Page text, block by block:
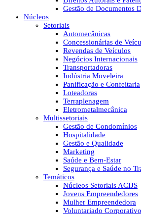
Gestão de Documentos
Núcleos
Setoriais
Automecânicas
Concessionárias de
Revendas de Veículos
Negócios Internacionais
Transportadoras
Indústria Moveleira
Panificação e Confeitaria
Loteadoras
Terraplenagem
Eletrometalmecânica
Multissetoriais
Gestão de Condomínios
Hospitalidade
Gestão e Qualidade
Marketing
Saúde e Bem-Estar
Segurança e Saúde no
Temáticos
Núcleos Setoriais ACIJS
Jovens Empreendedores
Mulher Empreendedora
Voluntariado Corporativo